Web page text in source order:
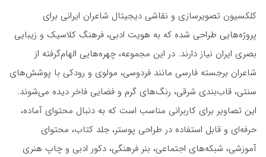
کلکسیون تصویرسازی و نقاشی دیجیتال شاعران ایرانی برای
پروژه‌هایی طراحی شده که به هویت ادبی، فرهنگ کلاسیک و زیبایی
بصری ایران نیاز دارند. در این مجموعه، چهره‌هایی الهام‌گرفته از
شاعران برجسته فارسی مانند فردوسی، مولوی و رودکی با پوشش‌های
سنتی، قاب‌بندی شرقی، رنگ‌های گرم و فضایی فاخر دیده می‌شوند.
این تصاویر برای کاربرانی مناسب است که به دنبال محتوای آماده،
حرفه‌ای و قابل استفاده در طراحی پوستر، جلد کتاب، محتوای
آموزشی، شبکه‌های اجتماعی، بنر فرهنگی، دکور ادبی و چاپ هنری